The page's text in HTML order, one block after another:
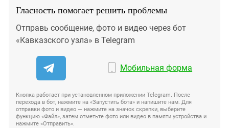
Гласность помогает решить проблемы
Отправь сообщение, фото и видео через бот
«Кавказского узла» в Telegram
Мобильная форма
Кнопка работает при установленном приложении Telegram. После
перехода в бот, нажмите на «Запустить бота» и напишите нам. Для
отправки фото и видео — нажмите на значок скрепки, выберите
функцию «Файл», затем отметьте фото или видео в памяти устройства и
нажмите «Отправить».